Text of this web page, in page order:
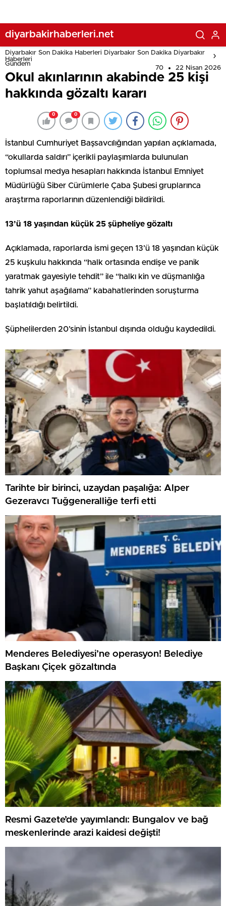
diyarbakirhaberleri.net
Diyarbakır Son Dakika Haberleri Diyarbakır Son Dakika Diyarbakır
Haberleri
Gündem
70 22 Nisan 2026
Okul akınlarının akabinde 25 kişi
hakkında gözaltı kararı
0 0
İstanbul Cumhuriyet Başsavcılığından yapılan açıklamada,
“okullarda saldırı” içerikli paylaşımlarda bulunulan
toplumsal medya hesapları hakkında İstanbul Emniyet
Müdürlüğü Siber Cürümlerle Çaba Şubesi gruplarınca
araştırma raporlarının düzenlendiği bildirildi.
13’ü 18 yaşından küçük 25 şüpheliye gözaltı
Açıklamada, raporlarda ismi geçen 13’ü 18 yaşından küçük
25 kuşkulu hakkında “halk ortasında endişe ve panik
yaratmak gayesiyle tehdit” ile “halkı kin ve düşmanlığa
tahrik yahut aşağılama” kabahatlerinden soruşturma
başlatıldığı belirtildi.
Şüphelilerden 20’sinin İstanbul dışında olduğu kaydedildi.
Tarihte bir birinci, uzaydan paşalığa: Alper
Gezeravcı Tuğgeneralliğe terfi etti
Menderes Belediyesi’ne operasyon! Belediye
Başkanı Çiçek gözaltında
Resmi Gazete’de yayımlandı: Bungalov ve bağ
meskenlerinde arazi kaidesi değişti!